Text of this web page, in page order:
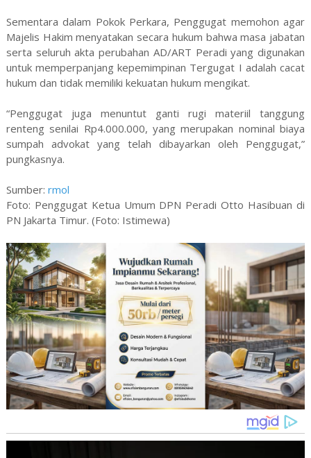
Sementara dalam Pokok Perkara, Penggugat memohon agar
Majelis Hakim menyatakan secara hukum bahwa masa jabatan
serta seluruh akta perubahan AD/ART Peradi yang digunakan
untuk memperpanjang kepemimpinan Tergugat I adalah cacat
hukum dan tidak memiliki kekuatan hukum mengikat.
“Penggugat juga menuntut ganti rugi materiil tanggung
renteng senilai Rp4.000.000, yang merupakan nominal biaya
sumpah advokat yang telah dibayarkan oleh Penggugat,”
pungkasnya.
Sumber: rmol
Foto: Penggugat Ketua Umum DPN Peradi Otto Hasibuan di
PN Jakarta Timur. (Foto: Istimewa)